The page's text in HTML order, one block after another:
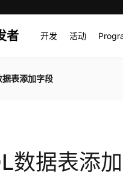
者 开发 活动
表添加字段
数据表添